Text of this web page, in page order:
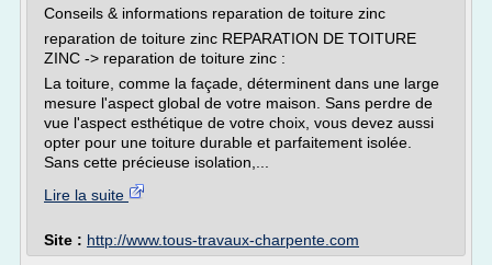
Conseils & informations reparation de toiture zinc
reparation de toiture zinc REPARATION DE TOITURE
ZINC -> reparation de toiture zinc :
La toiture, comme la façade, déterminent dans une large
mesure l'aspect global de votre maison. Sans perdre de
vue l'aspect esthétique de votre choix, vous devez aussi
opter pour une toiture durable et parfaitement isolée.
Sans cette précieuse isolation,...
Lire la suite
Site : http://www.tous-travaux-charpente.com